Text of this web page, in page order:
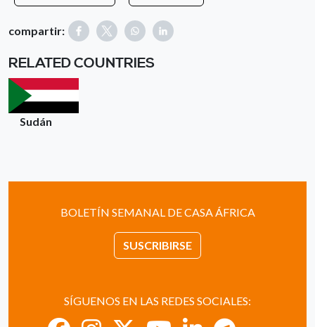
compartir:
RELATED COUNTRIES
Sudán
BOLETÍN SEMANAL DE CASA ÁFRICA
SUSCRIBIRSE
SÍGUENOS EN LAS REDES SOCIALES: